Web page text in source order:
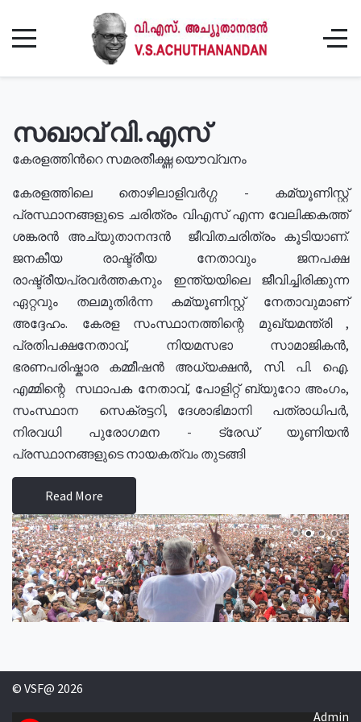
സഖാവ് വി.എസ്
കേരളത്തിൻറെ സമരതീക്ഷ്ണ യൌവ്വനം
കേരളത്തിലെ തൊഴിലാളിവർഗ്ഗ - കമ്യൂണിസ്റ്റ്
പ്രസ്ഥാനങ്ങളുടെ ചരിത്രം വിഎസ് എന്ന വേലിക്കകത്ത്
ശങ്കരൻ അച്യുതാനന്ദൻ ജീവിതചരിത്രം കൂടിയാണ്.
ജനകീയ രാഷ്ട്രീയ നേതാവും ജനപക്ഷ
രാഷ്ട്രീയപ്രവർത്തകനും ഇന്ത്യയിലെ ജീവിച്ചിരിക്കുന്ന
ഏറ്റവും തലമുതിർന്ന കമ്യൂണിസ്റ്റ് നേതാവുമാണ്
അദ്ദേഹം. കേരള സംസ്ഥാനത്തിന്റെ മുഖ്യമന്ത്രി ,
പ്രതിപക്ഷനേതാവ്, നിയമസഭാ സാമാജികൻ,
ഭരണപരിഷ്കാര കമ്മീഷൻ അധ്യക്ഷൻ, സി. പി. ഐ.
എമ്മിന്റെ സഥാപക നേതാവ്, പോളിറ്റ് ബ്യുറോ അംഗം,
സംസ്ഥാന സെക്രട്ടറി, ദേശാഭിമാനി പത്രാധിപർ,
നിരവധി പുരോഗമന - ട്രേഡ് യൂണിയൻ
പ്രസ്ഥാനങ്ങളുടെ നായകത്വം തുടങ്ങി
Read More
© VSF@ 2026
Admin